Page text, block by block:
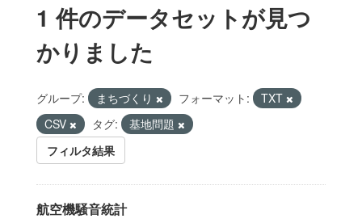
1 件のデータセットが見つ
かりました
グループ: まちづくり フォーマット:
TXT
CSV
タグ:
基地問題
フィルタ結果
航空機騒音統計